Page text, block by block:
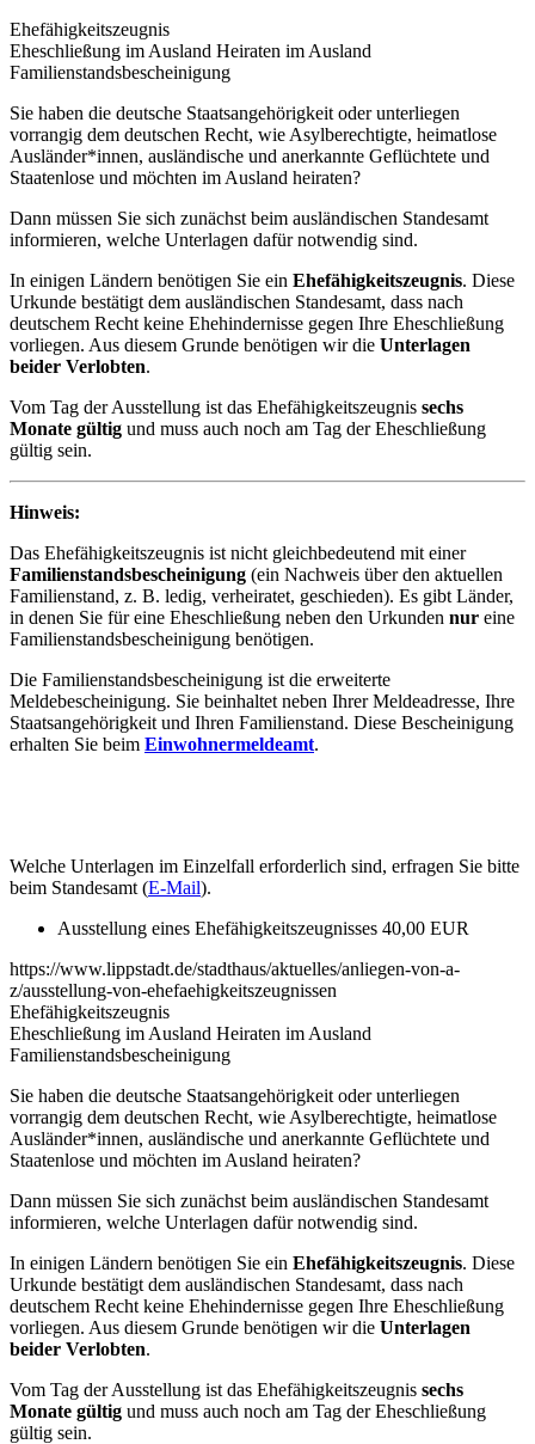
Ehefähigkeitszeugnis
Eheschließung im Ausland Heiraten im Ausland
Familienstandsbescheinigung
Sie haben die deutsche Staatsangehörigkeit oder unterliegen
vorrangig dem deutschen Recht, wie Asylberechtigte, heimatlose
Ausländer*innen, ausländische und anerkannte Geflüchtete und
Staatenlose und möchten im Ausland heiraten?
Dann müssen Sie sich zunächst beim ausländischen Standesamt
informieren, welche Unterlagen dafür notwendig sind.
In einigen Ländern benötigen Sie ein Ehefähigkeitszeugnis. Diese
Urkunde bestätigt dem ausländischen Standesamt, dass nach
deutschem Recht keine Ehehindernisse gegen Ihre Eheschließung
vorliegen. Aus diesem Grunde benötigen wir die Unterlagen
beider Verlobten.
Vom Tag der Ausstellung ist das Ehefähigkeitszeugnis sechs
Monate gültig und muss auch noch am Tag der Eheschließung
gültig sein.
Hinweis:
Das Ehefähigkeitszeugnis ist nicht gleichbedeutend mit einer
Familienstandsbescheinigung (ein Nachweis über den aktuellen
Familienstand, z. B. ledig, verheiratet, geschieden). Es gibt Länder,
in denen Sie für eine Eheschließung neben den Urkunden nur eine
Familienstandsbescheinigung benötigen.
Die Familienstandsbescheinigung ist die erweiterte
Meldebescheinigung. Sie beinhaltet neben Ihrer Meldeadresse, Ihre
Staatsangehörigkeit und Ihren Familienstand. Diese Bescheinigung
erhalten Sie beim Einwohnermeldeamt.
Welche Unterlagen im Einzelfall erforderlich sind, erfragen Sie bitte
beim Standesamt (E-Mail).
Ausstellung eines Ehefähigkeitszeugnisses 40,00 EUR
https://www.lippstadt.de/stadthaus/aktuelles/anliegen-von-a-
z/ausstellung-von-ehefaehigkeitszeugnissen
Ehefähigkeitszeugnis
Eheschließung im Ausland Heiraten im Ausland
Familienstandsbescheinigung
Sie haben die deutsche Staatsangehörigkeit oder unterliegen
vorrangig dem deutschen Recht, wie Asylberechtigte, heimatlose
Ausländer*innen, ausländische und anerkannte Geflüchtete und
Staatenlose und möchten im Ausland heiraten?
Dann müssen Sie sich zunächst beim ausländischen Standesamt
informieren, welche Unterlagen dafür notwendig sind.
In einigen Ländern benötigen Sie ein Ehefähigkeitszeugnis. Diese
Urkunde bestätigt dem ausländischen Standesamt, dass nach
deutschem Recht keine Ehehindernisse gegen Ihre Eheschließung
vorliegen. Aus diesem Grunde benötigen wir die Unterlagen
beider Verlobten.
Vom Tag der Ausstellung ist das Ehefähigkeitszeugnis sechs
Monate gültig und muss auch noch am Tag der Eheschließung
gültig sein.